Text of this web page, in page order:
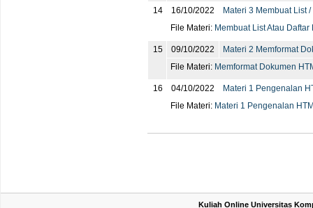
14 16/10/2022
Materi 3 Membuat List /
File Materi: Membuat List Atau
15 09/10/2022
Materi 2 Memformat
File Materi: Memformat Dokumen
16 04/10/2022
Materi 1 Pengenalan
File Materi: Materi 1 Pengenalan
Kuliah Online Universitas